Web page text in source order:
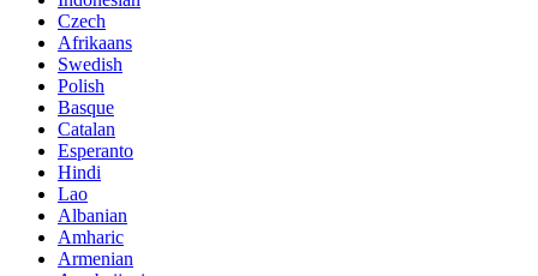
Czech
Afrikaans
Swedish
Polish
Basque
Catalan
Esperanto
Hindi
Lao
Albanian
Amharic
Armenian